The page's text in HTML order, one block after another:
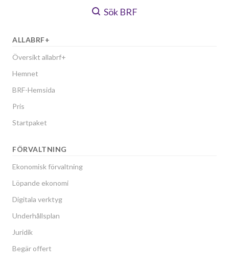
Sök BRF
ALLABRF+
Översikt allabrf+
Hemnet
BRF-Hemsida
Pris
Startpaket
FÖRVALTNING
Ekonomisk förvaltning
Löpande ekonomi
Digitala verktyg
Underhållsplan
Juridik
Begär offert